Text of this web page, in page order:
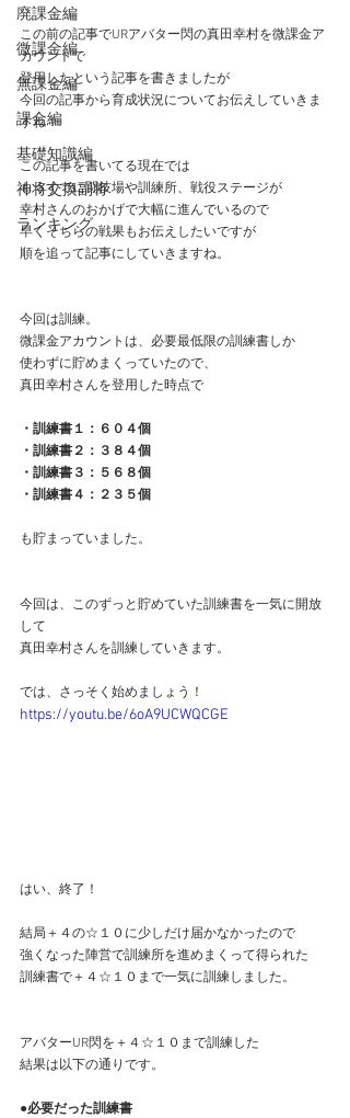
廃課金編
微課金編
無課金編
課金編
基礎知識編
神将交換副将
ランキング
この前の記事でURアバター閃の真田幸村を微課金ア
カウントで
登用したという記事を書きましたが
今回の記事から育成状況についてお伝えしていきま
すね！
この記事を書いてる現在では
もうすでに闘技場や訓練所、戦役ステージが
幸村さんのおかげで大幅に進んでいるので
早くそちらの戦果もお伝えしたいですが
順を追って記事にしていきますね。
今回は訓練。
微課金アカウントは、必要最低限の訓練書しか
使わずに貯めまくっていたので、
真田幸村さんを登用した時点で
・訓練書１：６０４個
・訓練書２：３８４個
・訓練書３：５６８個
・訓練書４：２３５個
も貯まっていました。
今回は、このずっと貯めていた訓練書を一気に開放
して
真田幸村さんを訓練していきます。
では、さっそく始めましょう！
https://youtu.be/6oA9UCWQCGE
はい、終了！
結局＋４の☆１０に少しだけ届かなかったので
強くなった陣営で訓練所を進めまくって得られた
訓練書で＋４☆１０まで一気に訓練しました。
アバターUR閃を＋４☆１０まで訓練した
結果は以下の通りです。
●必要だった訓練書